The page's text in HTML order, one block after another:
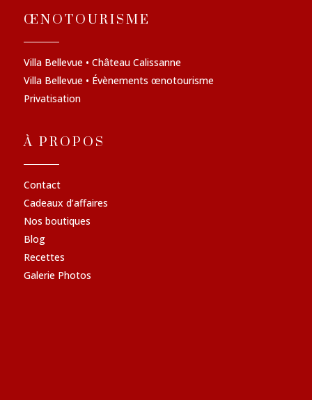
ŒNOTOURISME
Villa Bellevue • Château Calissanne
Villa Bellevue • Évènements œnotourisme
Privatisation
À PROPOS
Contact
Cadeaux d’affaires
Nos boutiques
Blog
Recettes
Galerie Photos